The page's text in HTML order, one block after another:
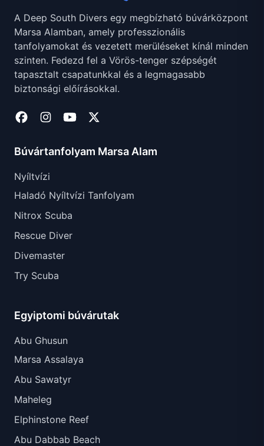
A Deep South Divers egy megbízható búvárközpont
Marsa Alamban, amely professzionális
tanfolyamokat és vezetett merüléseket kínál minden
szinten. Fedezd fel a Vörös-tenger szépségét
tapasztalt csapatunkkal és a legmagasabb
biztonsági előírásokkal.
Búvártanfolyam Marsa Alam
Nyíltvízi
Haladó Nyíltvízi Tanfolyam
Nitrox Scuba
Rescue Diver
Divemaster
Try Scuba
Egyiptomi búvárutak
Abu Ghusun
Marsa Assalaya
Abu Sawatyr
Maheleg
Elphinstone Reef
Abu Dabbab Beach